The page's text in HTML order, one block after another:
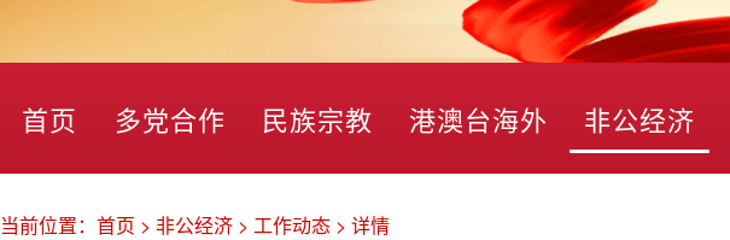
首页 多党合作 民族宗教 港澳台海外 非公经济
当前位置： 首页 > 非公经济 > 工作动态 > 详情